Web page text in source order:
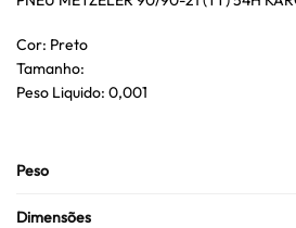
Cor: Preto
Tamanho:
Peso Liquido: 0,001
Peso
Dimensões